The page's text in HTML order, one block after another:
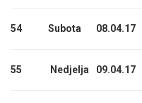
54 Subota 08.04.17
55 Nedjelja 09.04.17